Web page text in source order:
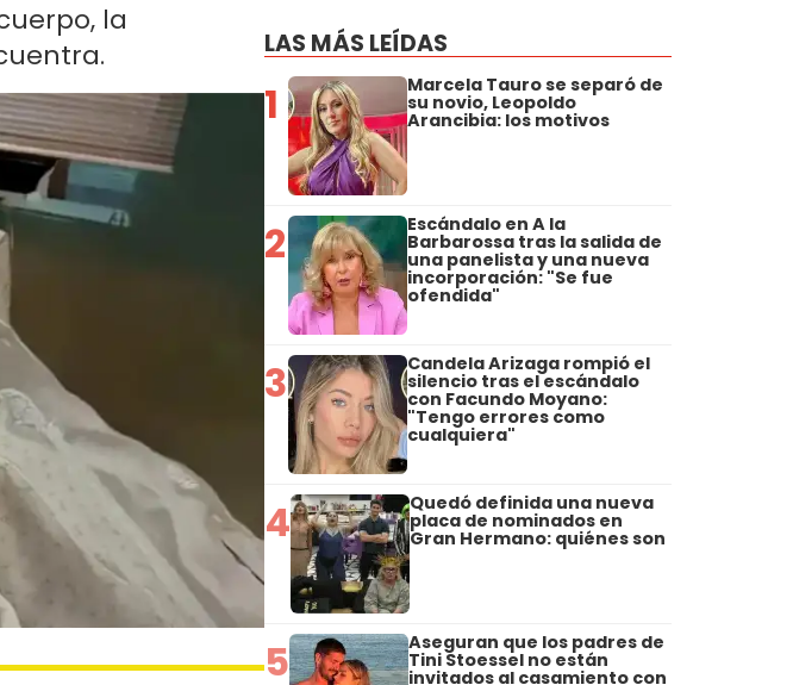
la
LAS MÁS LEÍDAS
1 Marcela Tauro se separó de
su novio, Leopoldo
Arancibia: los motivos
2 Escándalo en A la
Barbarossa tras la salida de
una panelista y una nueva
incorporación: "Se fue
ofendida"
3 Candela Arizaga rompió el
silencio tras el escándalo
con Facundo Moyano:
"Tengo errores como
cualquiera"
4 Quedó definida una nueva
placa de nominados en
Gran Hermano: quiénes son
5 Aseguran que los padres de
Tini Stoessel no están
invitados al casamiento con